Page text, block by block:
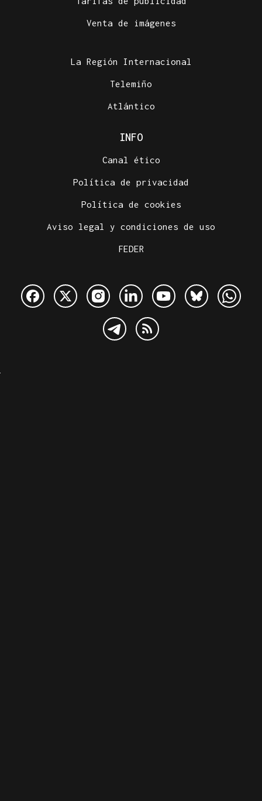
Venta de imágenes
La Región Internacional
Telemiño
Atlántico
INFO
Canal ético
Política de privacidad
Política de cookies
Aviso legal y condiciones de uso
FEDER